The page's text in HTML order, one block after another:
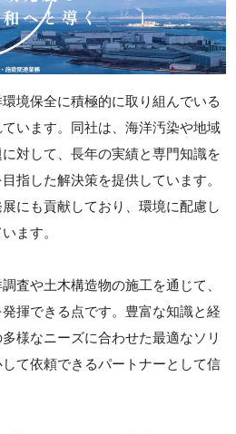
境保全に積極的に取り組んでいる
います。同社は、海洋汚染や地域
対して、長年の実績と専門知識を
指した解決策を提供しています。
にも貢献しており、環境に配慮し
ます。
査や土木構造物の施工を通じて、
揮できる点です。豊富な知識と経
様なニーズに合わせた最適なソリ
て依頼できるパートナーとして信